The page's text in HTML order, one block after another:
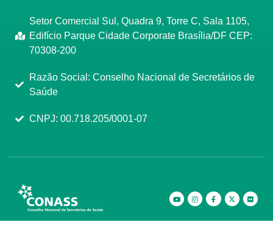
Setor Comercial Sul, Quadra 9, Torre C, Sala 1105,
Edifício Parque Cidade Corporate Brasília/DF CEP:
70308-200
Razão Social: Conselho Nacional de Secretários de
Saúde
CNPJ: 00.718.205/0001-07